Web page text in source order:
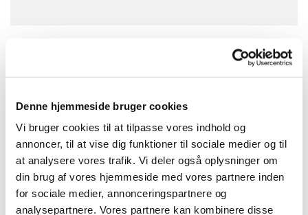
Denne hjemmeside bruger cookies
Vi bruger cookies til at tilpasse vores indhold og
annoncer, til at vise dig funktioner til sociale medier og til
at analysere vores trafik. Vi deler også oplysninger om
din brug af vores hjemmeside med vores partnere inden
for sociale medier, annonceringspartnere og
analysepartnere. Vores partnere kan kombinere disse